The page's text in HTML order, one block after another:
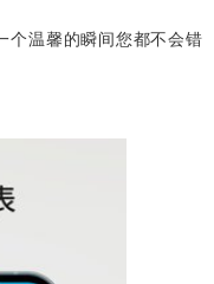
个温馨的瞬间您都不会错